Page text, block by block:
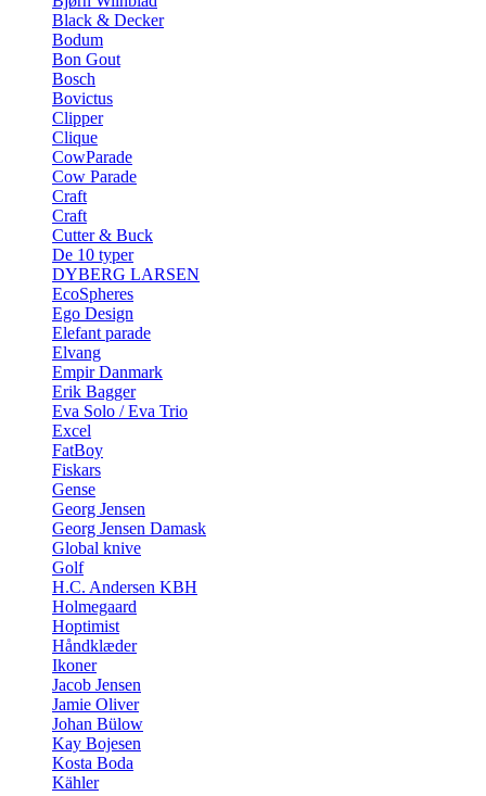
Black & Decker
Bodum
Bon Gout
Bosch
Bovictus
Clipper
Clique
CowParade
Cow Parade
Craft
Craft
Cutter & Buck
De 10 typer
DYBERG LARSEN
EcoSpheres
Ego Design
Elefant parade
Elvang
Empir Danmark
Erik Bagger
Eva Solo / Eva Trio
Excel
FatBoy
Fiskars
Gense
Georg Jensen
Georg Jensen Damask
Global knive
Golf
H.C. Andersen KBH
Holmegaard
Hoptimist
Håndklæder
Ikoner
Jacob Jensen
Jamie Oliver
Johan Bülow
Kay Bojesen
Kosta Boda
Kähler